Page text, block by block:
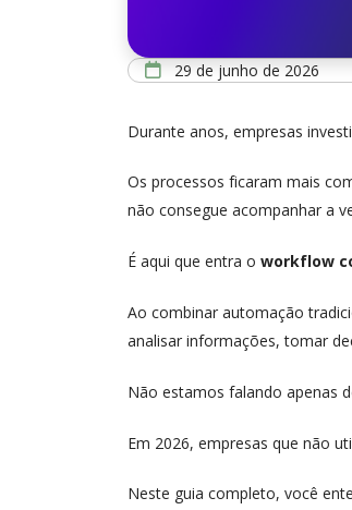
29 de junho de 2026
Durante anos, empresas
Os processos ficaram mais
não consegue acompanhar a
É aqui que entra o workflow
Ao combinar automação
analisar informações, tomar
Não estamos falando apenas
Em 2026, empresas que não
Neste guia completo, você